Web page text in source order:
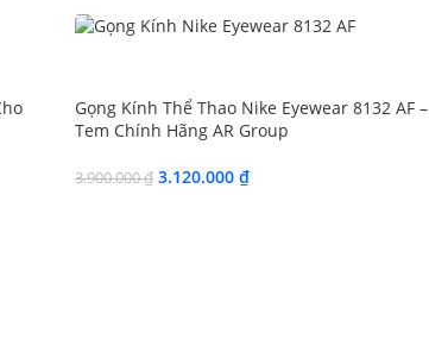
Gọng Kính Thể Thao Nike Eyewear 8132 AF –
Tem Chính Hãng AR Group
3.900.000₫ 3.120.000 ₫